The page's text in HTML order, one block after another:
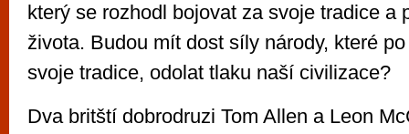
který se rozhodl bojovat za svoje tradice a
života. Budou mít dost síly národy, které
svoje tradice, odolat tlaku naší civilizace?
Dva britští dobrodruzi Tom Allen a Leon